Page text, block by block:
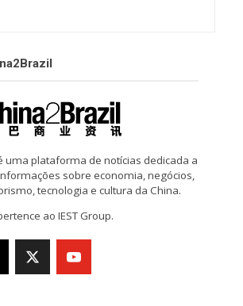
uma plataforma de notícias dedicada a
sobre economia, negócios,
tecnologia e cultura da China.
ao IEST Group.